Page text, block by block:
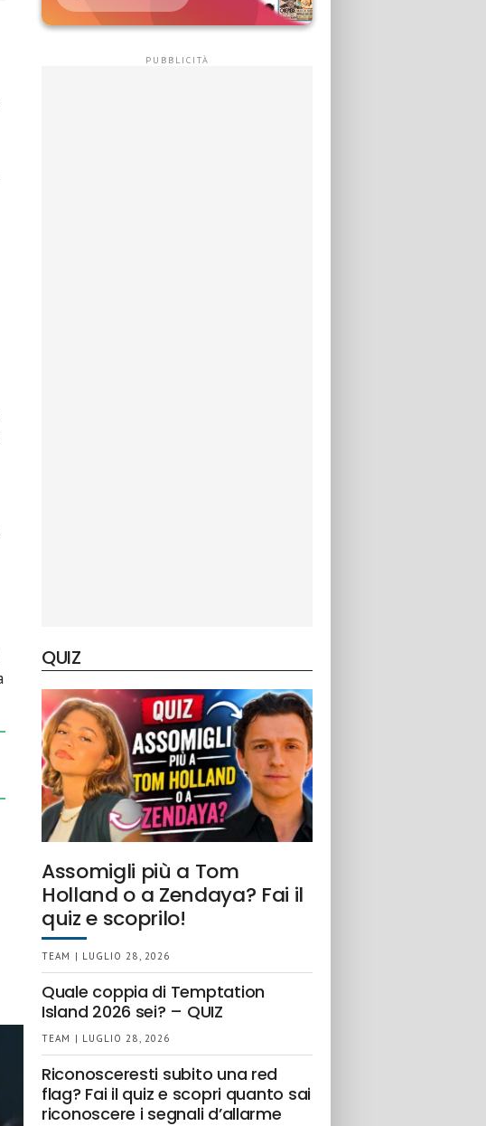
QUIZ
Assomigli più a Tom
Holland o a Zendaya? Fai il
quiz e scoprilo!
TEAM | LUGLIO 28, 2026
Quale coppia di Temptation
Island 2026 sei? – QUIZ
TEAM | LUGLIO 28, 2026
Riconosceresti subito una red
flag? Fai il quiz e scopri quanto sai
riconoscere i segnali d’allarme